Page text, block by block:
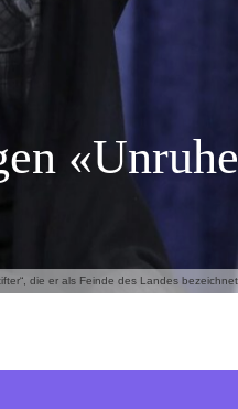
die er als Feinde des Landes